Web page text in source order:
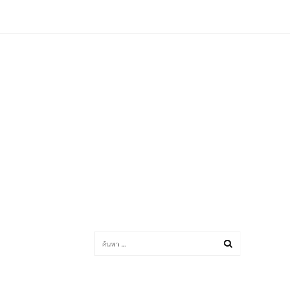
ค้นหา